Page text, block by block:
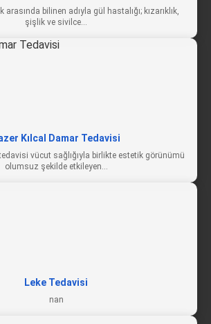
bilinen adıyla gül hastalığı; kızarıklık,
şişlik ve sivilce…
Kılcal Damar Tedavisi
vücut sağlığıyla birlikte estetik görünümü
olumsuz şekilde etkileyen…
Leke Tedavisi
nan